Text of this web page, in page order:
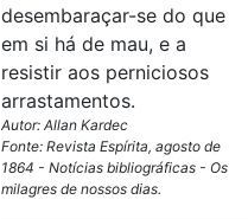
desembaraçar-se do que
em si há de mau, e a
resistir aos perniciosos
arrastamentos.
Autor: Allan Kardec
Fonte: Revista Espírita, agosto de
1864 - Notícias bibliográficas - Os
milagres de nossos dias.